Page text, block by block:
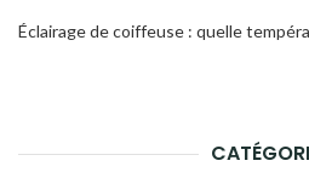
Éclairage de coiffeuse : quelle